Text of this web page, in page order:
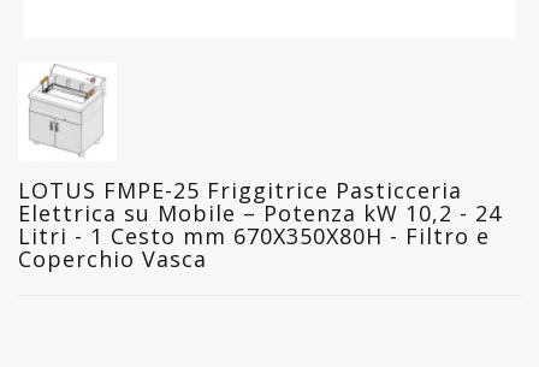
LINEA
MACELLERIA
LAVAGGIO
PROFESSIONALE
LOTUS FMPE-25 Friggitrice Pasticceria
Elettrica su Mobile – Potenza kW 10,2 - 24
Litri - 1 Cesto mm 670X350X80H - Filtro e
Coperchio Vasca